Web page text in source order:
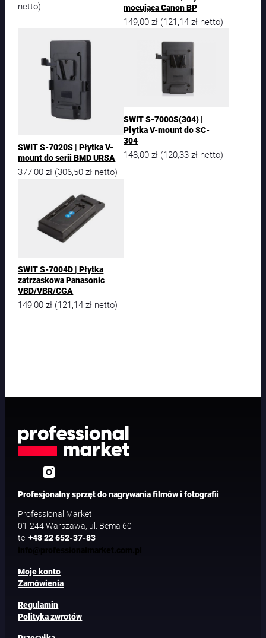
netto)
mocująca Canon BP
149,00 zł (121,14 zł netto)
SWIT S-7020S | Płytka V-
mount do serii BMD URSA
377,00zł (306,50zł netto)
SWIT S-7000S(304) |
Płytka V-mount do SC-
304
148,00 zł (120,33 zł netto)
SWIT S-7004D | Płytka
zatrzaskowa Panasonic
VBD/VBR/CGA
149,00zł (121,14zł netto)
Profesjonalny sprzęt do nagrywania filmów i fotografii
Professional Market
01-244 Warszawa, ul. Bema 60
tel+48 22 652-37-83
Moje konto
Zamówienia
Regulamin
Polityka zwrotów